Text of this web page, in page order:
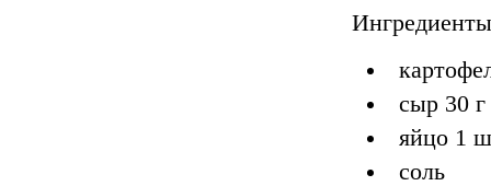
Ингредиенты
сыр 30 г
яйцо 1
соль